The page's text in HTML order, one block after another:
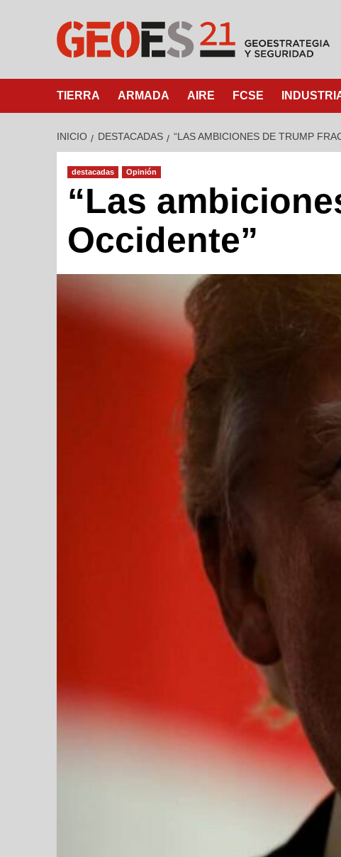
TIERRA ARMADA AIRE FCSE
INICIO DESTACADAS “LAS AMBICIONES DE TRUMP
destacadas Opinión
“Las
Occidente”